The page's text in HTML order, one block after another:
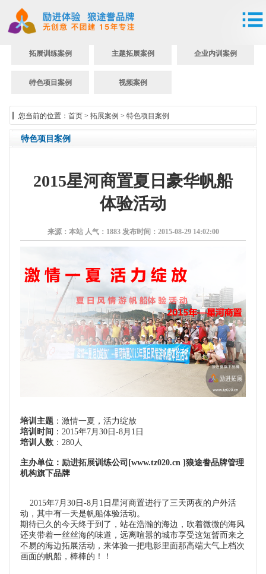
拓展训练案例 主题拓展案例 企业内训案例
特色项目案例 视频案例
您当前的位置： 首页 > 拓展案例 > 特色项目案例
特色项目案例
2015星河商置夏日豪华帆船
体验活动
来源：本站 人气：1883 发布时间：2015-08-29 14:02:00
培训主题 ：激情一夏，活力绽放
培训时间 ：2015年7月30日-8月1日
培训人数 ：280人
主办单位： 励进拓展训练公司[www.tz020.cn ]狼途誊品牌管理
机构旗下品牌
2015年7月30日-8月1日星河商置进行了三天两夜的户外活
动，其中有一天是帆船体验活动。
期待已久的今天终于到了，站在浩瀚的海边，吹着微微的海风
还夹带着一丝丝海的味道，远离喧嚣的城市享受这短暂而来之
不易的海边拓展活动，来体验一把电影里面那高端大气上档次
画面的帆船，棒棒的！！